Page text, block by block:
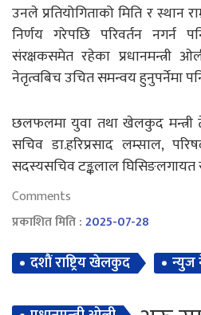
उनले प्रतियोगिताको मिति र स्थान
निर्णय गरेपछि परिवर्तन नगर्न
संरक्षकसमेत रहेका प्रधानमन्त्री
नेतृत्वबिच उचित समन्वय हुनुपर्नेमा
छलफलमा युवा तथा खेलकुद मन्त्री
सचिव डा.हरिप्रसाद लम्साल,
सदस्यसचिव टङ्कलाल घिसिङलगायत
Comments
प्रकाशित मिति :2025-07-28
दशाैं राष्ट्रिय खेलकुद न्युज